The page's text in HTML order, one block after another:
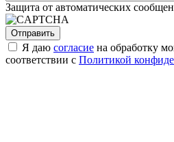
Защита от автоматических
Я даю согласие на обработку
соответствии с Политикой